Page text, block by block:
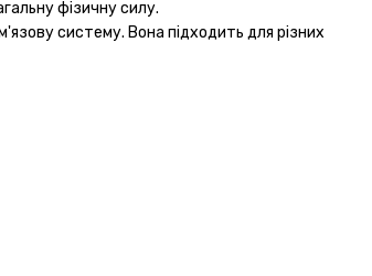
фізичну силу.
систему. Вона підходить для різних